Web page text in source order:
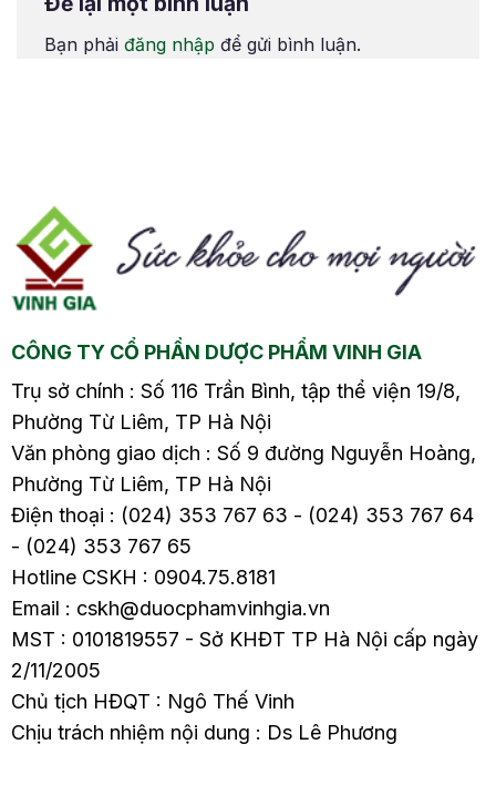
thai3.1. Ra máu báo
thai3.1. Ra máu báo
Bạn phải đăng nhập để gửi bình luận.
CÔNG TY CỔ PHẦN DƯỢC PHẨM VINH GIA
Trụ sở chính : Số 116 Trần Bình, tập thể viện 19/8,
Phường Từ Liêm, TP Hà Nội
Văn phòng giao dịch : Số 9 đường Nguyễn Hoàng,
Phường Từ Liêm, TP Hà Nội
Điện thoại : (024) 353 767 63 - (024) 353 767 64
- (024) 353 767 65
Hotline CSKH : 0904.75.8181
Email : cskh@duocphamvinhgia.vn
MST : 0101819557 - Sở KHĐT TP Hà Nội cấp ngày
2/11/2005
Chủ tịch HĐQT : Ngô Thế Vinh
Chịu trách nhiệm nội dung : Ds Lê Phương